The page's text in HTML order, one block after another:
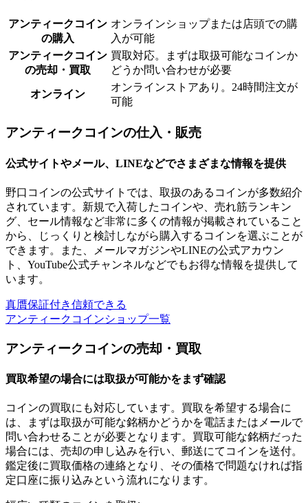
アンティークコイン
の購入
オンラインショップまたは店頭での購
入が可能
アンティークコイン
の売却・買取
買取対応。まずは取扱可能なコインか
どうか問い合わせが必要
オンライン
オンラインストアあり。24時間注文が
可能
アンティークコインの仕入・販売
公式サイトやメール、LINEなどでさまざまな情報を提供
野口コインの公式サイトでは、取扱のあるコインが多数紹介
されています。新規で入荷したコインや、売れ筋ランキン
グ、セール情報など非常に多くの情報が掲載されていること
から、じっくりと検討しながら購入するコインを選ぶことが
できます。また、メールマガジンやLINEの公式アカウン
ト、YouTube公式チャンネルなどでもお得な情報を提供して
います。
真贋保証付き信頼できる
アンティークコインショップ一覧
アンティークコインの売却・買取
買取希望の場合には取扱が可能かをまず確認
コインの買取にも対応しています。買取を希望する場合に
は、まずは取扱が可能な銘柄かどうかを電話またはメールで
問い合わせる ことが必要となります。買取可能な銘柄だった
場合には、売却の申し込みを行い、郵送にてコインを送付。
鑑定後に買取価格の連絡となり、その価格で問題なければ指
定口座に振り込みという流れになります。